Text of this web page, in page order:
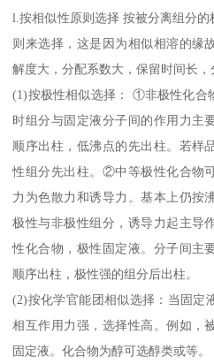
l.按相似性原则选择 按被分离组分
则来选择，这是因为相似相溶的缘
解度大，分配系数大，保留时间长，
(1)按极性相似选择： ①非极性化合
时组分与固定液分子间的作用力主
顺序出柱，低沸点的先出柱。若样
性组分先出柱。②中等极性化合物
力为色散力和诱导力。基本上仍按
极性与非极性组分，诱导力起主导
性化合物，极性固定液。分子间主
顺序出柱，极性强的组分后出柱。
(2)按化学官能团相似选择：当固定
相互作用力强，选择性高。例如，
固定液。化合物为醇可选醇类或等。